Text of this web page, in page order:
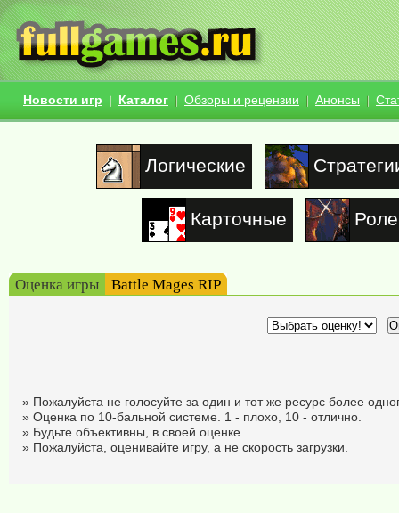
Новости игр Каталог Обзоры и рецензии Анонсы
Логические
Карточные
Оценка игры Battle Mages RIP
» Пожалуйста не голосуйте за один и тот же ресурс более
» Оценка по 10-бальной системе. 1 - плохо, 10 - отлично.
» Будьте объективны, в своей оценке.
» Пожалуйста, оценивайте игру, а не скорость загрузки.